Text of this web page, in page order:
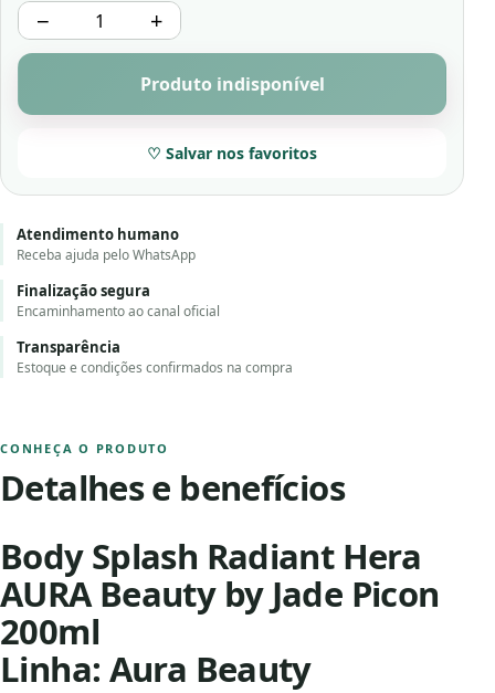
− +
Produto indisponível
♡ Salvar nos favoritos
Atendimento humano
Receba ajuda pelo WhatsApp
Finalização segura
Encaminhamento ao canal oficial
Transparência
Estoque e condições confirmados na compra
CONHEÇA O PRODUTO
Detalhes e benefícios
Body Splash Radiant Hera
AURA Beauty by Jade Picon
200ml
Linha: Aura Beauty